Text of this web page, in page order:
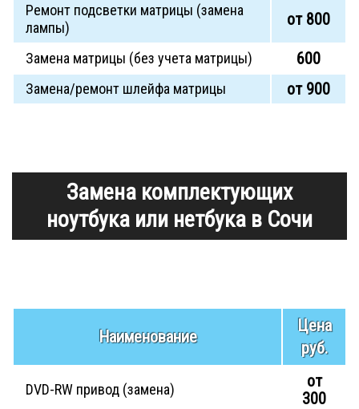
Ремонт подсветки матрицы (замена
лампы)
от 800
Замена матрицы (без учета матрицы) 600
Замена/ремонт шлейфа матрицы от 900
Замена комплектующих
ноутбука или нетбука в Сочи
Наименование
Цена
руб.
DVD-RW привод (замена)
от
300